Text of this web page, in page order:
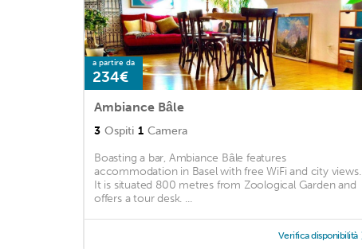
a partire da
234€
Ambiance Bâle
3 Ospiti 1 Camera
Boasting a bar, Ambiance Bâle features
accommodation in Basel with free WiFi and city views.
It is situated 800 metres from Zoological Garden and
offers a tour desk. ...
Verifica disponibilità